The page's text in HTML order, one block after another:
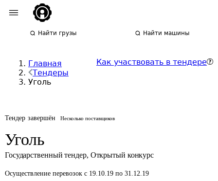
Найти грузы Найти машины
Главная
Тендеры
Уголь
Как участвовать в тендере
Тендер завершён Несколько поставщиков
Уголь
Государственный тендер, Открытый конкурс
Осуществление перевозок с 19.10.19 по 31.12.19